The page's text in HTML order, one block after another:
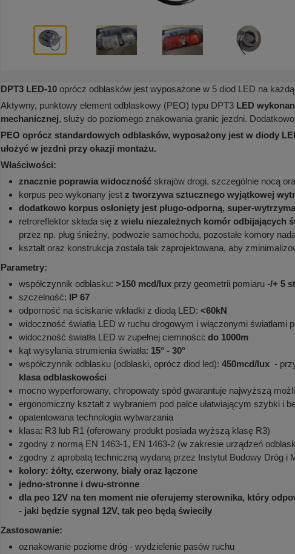
DPT3 LED-10 oprócz odblasków jest wyposażone w 5 diod LED na
Aktywny, punktowy element odblaskowy (PEO) typu DPT3 LED
mechanicznej, służy do poziomego znakowania granic jezdni.
PEO oprócz standardowych odblasków, wyposażony jest w diody
ułożyć w jezdni przy okazji montażu.
Właściwości:
znacznie poprawia widoczność skrajów drogi, szczególnie nocą
korpus peo wykonany jest z tworzywa sztucznego wyjątkowej
dodatkowo korpus osłonięty jest pługo-odporną, super-
retroreflektor składa się z wielu niezależnych komór odbijających
przez np. pług śnieżny, podwozie samochodu, pozostałe komory
kształt oraz konstrukcja została tak zaprojektowana, aby
Parametry:
współczynnik odblasku: >150 mcd/lux przy geometrii pomiaru -/+ 5
szczelność:
IP 67
odporność na ściskanie wkładki z diodą LED: <60kN
widoczność światła LED w ruchu drogowym i włączonymi światłami
widoczność światła LED w zupełnej ciemności: do 1000m
kąt wysyłania strumienia światła: 15° - 30°
współczynnik odblasku (odblaski, oprócz diod led): 450mcd/lux -
klasa odblaskowości
mocno wyperforowany, chropowaty spód gwarantuje najwyższą
ergonomiczny kształt z wybraniem pod palce ułatwiającym szybki i
opatentowana technologia wytwarzania
klasa: R3 lub R1 (oferowany produkt posiada wyższą klasę R3)
zgodny z normą EN 1463-1, EN 1463-2 (w zakresie urządzeń
zgodny z aprobatą techniczną wydaną przez Instytut Budowy Dróg i
kolory: żółty, czerwony, biały oraz łączone
jedno-stronne i dwu-stronne
dla peo 12V na ten moment nie oferujemy sterownika, który
- jaki będzie sygnał 12V, tak peo będą świeciły
Zastosowanie:
oznakowanie poziome dróg - wydzielenie pasów ruchu